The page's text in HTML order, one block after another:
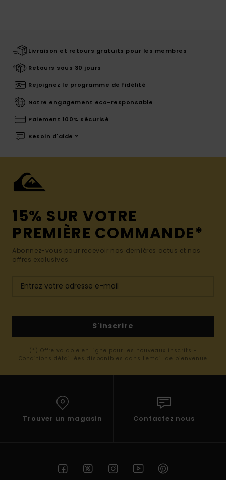
Livraison et retours gratuits pour les membres
Retours sous 30 jours
Rejoignez le programme de fidélité
Notre engagement eco-responsable
Paiement 100% sécurisé
Besoin d'aide ?
15% SUR VOTRE
PREMIÈRE COMMANDE*
Abonnez-vous pour recevoir nos dernières actus et nos
offres exclusives.
S'inscrire
(*) Offre valable en ligne pour les nouveaux inscrits -
Conditions détaillées disponibles dans l'email de bienvenue
Trouver un magasin Contactez nous